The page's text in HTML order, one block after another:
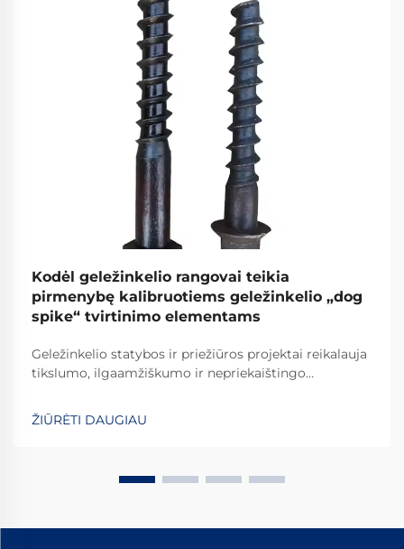
Kodėl geležinkelio rangovai teikia
pirmenybę kalibruotiems geležinkelio „dog
spike“ tvirtinimo elementams
Geležinkelio statybos ir priežiūros projektai reikalauja
tikslumo, ilgaamžiškumo ir nepriekaištingo
svarbiausių elementų, tvirtinančių bėgius prie šпалų,
apdailinti geležinkelio vinys išsiskiria kaip...
ŽIŪRĖTI DAUGIAU